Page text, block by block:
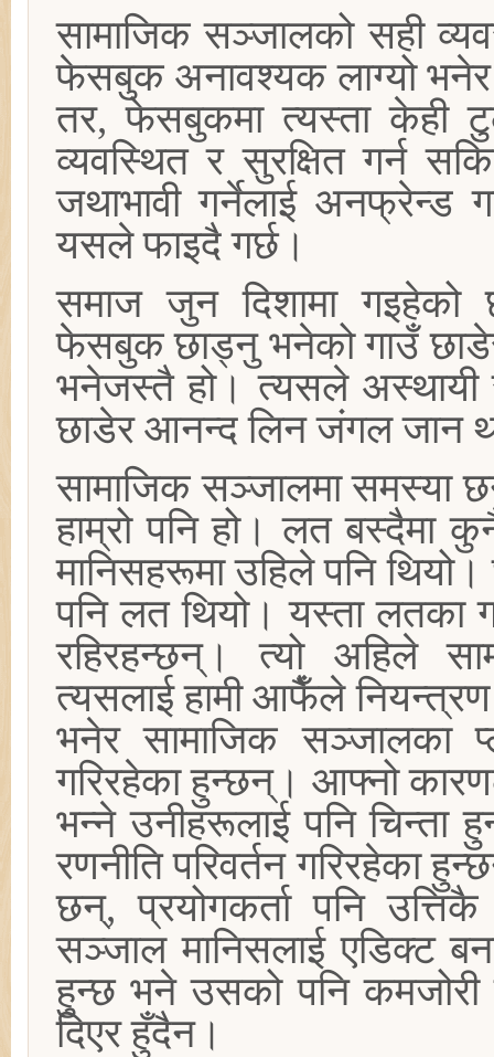
सामाजिक सञ्जालको सही
फेसबुक अनावश्यक लाग्यो भनेर
तर, फेसबुकमा त्यस्ता केही
व्यवस्थित र सुरक्षित गर्न
जथाभावी गर्नेलाई अनफ्रेन्ड
यसले फाइदै गर्छ।
समाज जुन दिशामा गइहेको
फेसबुक छाड्नु भनेको गाउँ
भनेजस्तै हो। त्यसले अस्थायी
छाडेर आनन्द लिन जंगल जान
सामाजिक सञ्जालमा समस्या
हाम्रो पनि हो। लत बस्दैमा
मानिसहरूमा उहिले पनि
पनि लत थियो। यस्ता
रहिरहन्छन्। त्यो अहिले
त्यसलाई हामी आफैँले नियन्त्रण
भनेर सामाजिक सञ्जालका
गरिरहेका हुन्छन्। आफ्नो
भन्ने उनीहरूलाई पनि
रणनीति परिवर्तन गरिरहेका
छन्, प्रयोगकर्ता पनि
सञ्जाल मानिसलाई एडिक्ट
हुन्छ भने उसको पनि कमजोरी
दिएर हुँदैन।